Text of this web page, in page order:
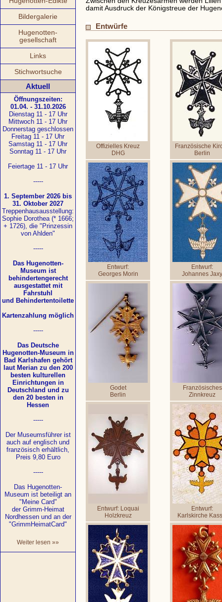
Bildergalerie
Hugenotten-
gesellschaft
Links
Stichwortsuche
Aktuell
Öffnungszeiten:
01.04. - 31.10.2026
Dienstag 11 - 17 Uhr
Mittwoch 11 - 17 Uhr
Donnerstag geschlossen
Freitag 11 - 17 Uhr
Samstag 11 - 17 Uhr
Sonntag 11 - 17 Uhr
Feiertage 11 - 17 Uhr
-----
1. September 2026 bis
31. Oktober 2027
Treppenhausausstellung:
Sophie Dorothea (* 1666;
+ 1726), die "Prinzessin
von Ahlden"
-----
Das Hugenotten-
Museum ist
behindertengerecht
ausgestattet mit
Fahrstuhl
und Behindertentoilette
Kartenzahlung möglich
-----
Das Deutsche
Hugenotten-Museum in
Bad Karlshafen gehört
laut Merian zu den 200
besten kulturellen
Einrichtungen in
Deutschland und zu
den 20 besten in
Hessen
-----
Der Museumsführer ist
auch auf englisch und
französisch erhältlich,
Preis 9,80 Euro
-----
Das Hugenotten-
Museum ist beteiligt an
"Meine Card"
der Grimm-Heimat
Nordhessen und an der
"GrimmHeimatCard"
Weiter lesen »»
damit Ausdruck der Königstreue der
Entwürfe
Offizielles Kreuz
DHG
Französische
Berlin
Entwurf:
Georges Morin
Entwurf:
Johannes Jaxy
Godet
Berlin
Französisches
Zinnkreuz
Entwurf: Loquai
Holzkreuz
Entwurf:
Karlskirche